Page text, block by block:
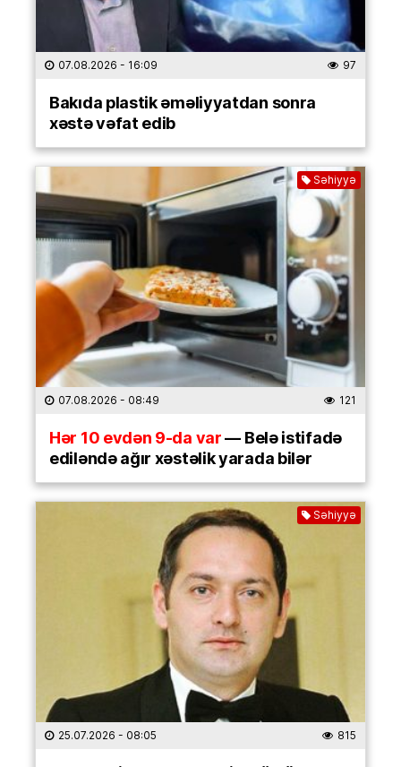
07.08.2026 - 16:09 97
Bakıda plastik əməliyyatdan sonra
xəstə vəfat edib
Səhiyyə
07.08.2026 - 08:49 121
Hər 10 evdən 9-da var— Belə istifadə
ediləndə ağır xəstəlik yarada bilər
Səhiyyə
25.07.2026 - 08:05 815